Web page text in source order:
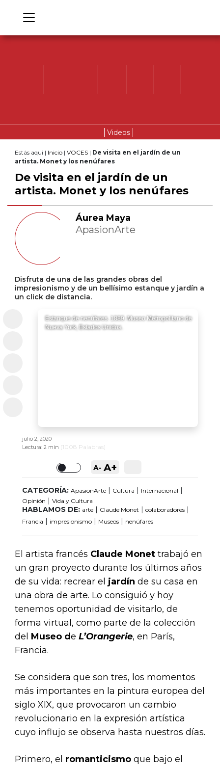
Videos
Estás aqui | Inicio | VOCES | De visita en el jardín de un
artista. Monet y los nenúfares
De visita en el jardín de un
artista. Monet y los nenúfares
Áurea Maya
ApasionArte
Disfruta de una de las grandes obras del
impresionismo y de un bellísimo estanque y jardín a
un click de distancia.
Estanque de nenúfares. 1889. Museo Metropolitano de
Nueva York, Estados Unidos.
julio 2, 2020
Lectura: 2 min ( 1008 Palabras)
Toggle
A- A+
CATEGORÍA: ApasionArte | Cultura | Internacional |
Opinión | Vida y Cultura
HABLAMOS DE: arte | Claude Monet | colaboradores |
Francia | impresionismo | Museos | nenúfares
El artista francés Claude Monet trabajó en
un gran proyecto durante los últimos años
de su vida: recrear el jardín de su casa en
una obra de arte. Lo consiguió y hoy
tenemos oportunidad de visitarlo, de
forma virtual, como parte de la colección
del Museo de L’Orangerie, en París,
Francia.
Se considera que son tres, los momentos
más importantes en la pintura europea del
siglo XIX, que provocaron un cambio
revolucionario en la expresión artística
cuyo influjo se observa hasta nuestros días.
Primero, el romanticismo que bajo el